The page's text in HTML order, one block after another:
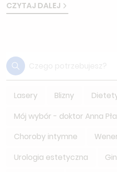
CZYTAJ DALEJ
Lasery Blizny
Mój wybór - doktor Anna
Choroby intymne
Urologia estetyczna